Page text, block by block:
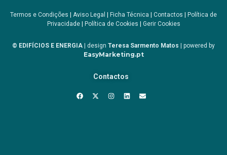
Termos e Condições Aviso Legal Ficha Técnica Contactos
Política de
Privacidade| Política de Cookies Gerir Cookies
© EDIFÍCIOS E ENERGIA | design Teresa Sarmento Matos | powered by
EasyMarketing.pt
Contactos